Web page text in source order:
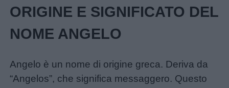
didattiche
colorare
ORIGINE E SIGNIFICATO DEL
NOME ANGELO
Angelo è un nome di origine greca. Deriva da
“Angelos”, che significa messaggero. Questo